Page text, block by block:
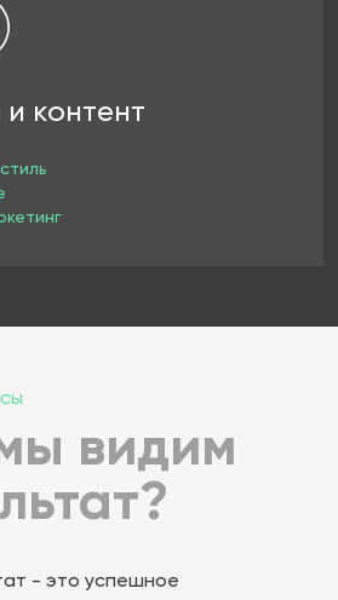
контент
видим
- это успешное